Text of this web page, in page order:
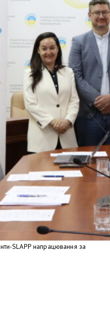
SLAPP напрацювання за